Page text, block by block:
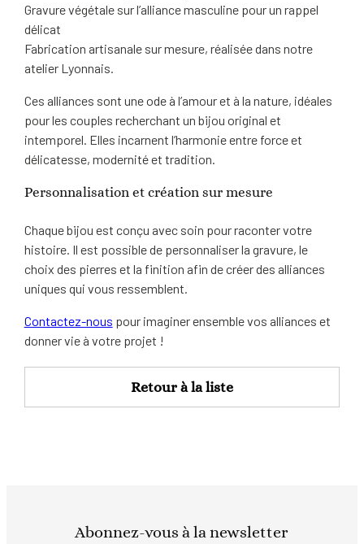
Gravure végétale sur l’alliance masculine pour un rappel
délicat
Fabrication artisanale sur mesure, réalisée dans notre
atelier Lyonnais.
Ces alliances sont une ode à l’amour et à la nature, idéales
pour les couples recherchant un bijou original et
intemporel. Elles incarnent l’harmonie entre force et
délicatesse, modernité et tradition.
Personnalisation et création sur mesure
Chaque bijou est conçu avec soin pour raconter votre
histoire. Il est possible de personnaliser la gravure, le
choix des pierres et la finition afin de créer des alliances
uniques qui vous ressemblent.
Contactez-nous pour imaginer ensemble vos alliances et
donner vie à votre projet !
Retour à la liste
Abonnez-vous à la newsletter